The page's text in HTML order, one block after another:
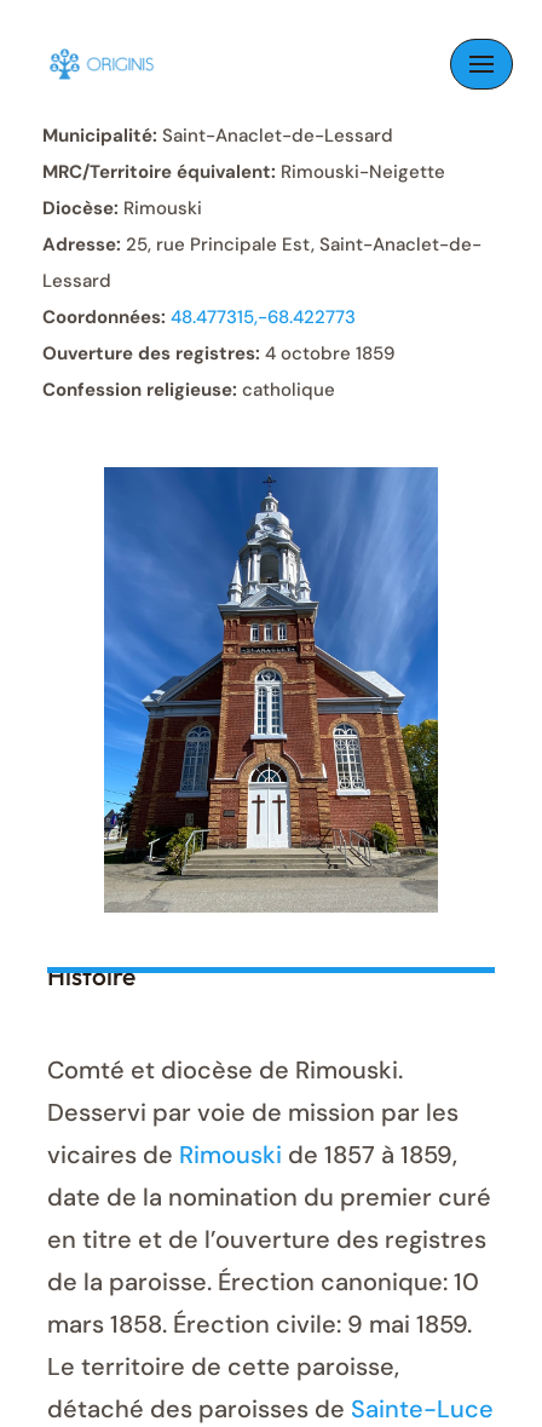
Skip
content
Municipalité: Saint-Anaclet-de-Lessard
MRC/Territoire équivalent: Rimouski-Neigette
Diocèse: Rimouski
Adresse: 25, rue Principale Est, Saint-Anaclet-de-
Lessard
Coordonnées: 48.477315,-68.422773
Ouverture des registres: 4 octobre 1859
Confession religieuse: catholique
Histoire
Comté et diocèse de Rimouski.
Desservi par voie de mission par les
vicaires de Rimouski de 1857 à 1859,
date de la nomination du premier curé
en titre et de l’ouverture des registres
de la paroisse. Érection canonique: 10
mars 1858. Érection civile: 9 mai 1859.
Le territoire de cette paroisse,
détaché des paroisses de Sainte-Luce